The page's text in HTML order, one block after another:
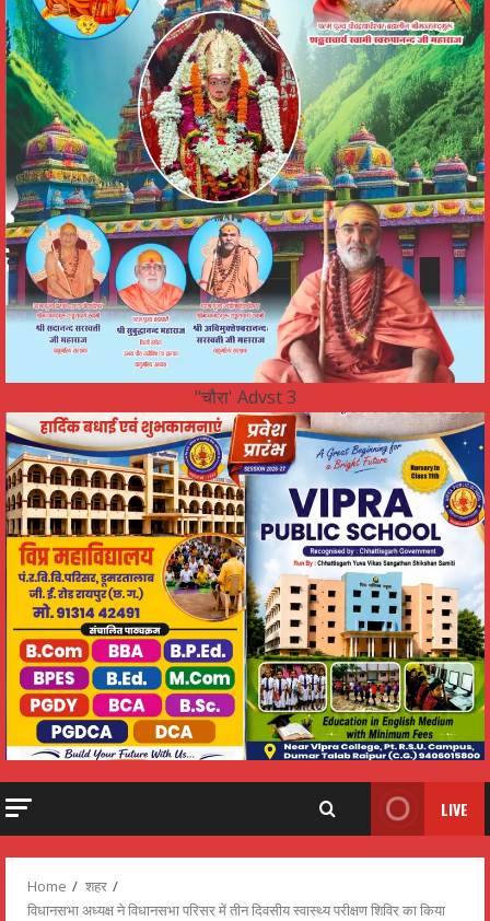
"चौरा' Advst 3
LIVE
Home
शहर
विधानसभा अध्यक्ष ने विधानसभा परिसर में तीन दिवसीय स्वास्थ्य परीक्षण शिविर का किया